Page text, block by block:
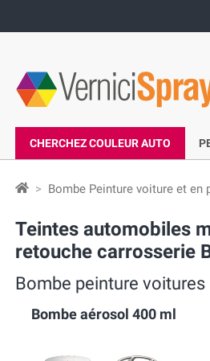
CHERCHEZ COULEUR AUTO
Bombe Peinture voiture et
Teintes automobiles
retouche carrosserie
Bombe peinture voitures
Bombe aérosol 400 ml